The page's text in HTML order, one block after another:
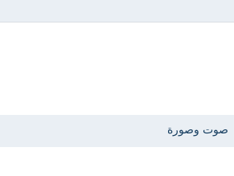
صوت وصورة